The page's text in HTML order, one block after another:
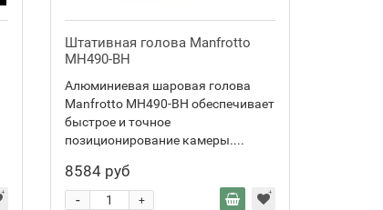
Штативная голова Manfrotto
MH490-BH
Алюминиевая шаровая голова
Manfrotto MH490-BH обеспечивает
быстрое и точное
позиционирование камеры....
8584 руб
+
-